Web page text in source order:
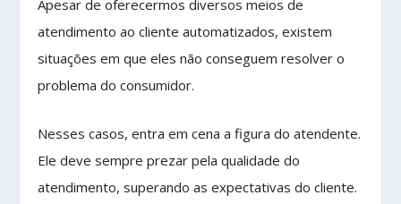
Apesar de oferecermos diversos meios de
atendimento ao cliente automatizados, existem
situações em que eles não conseguem resolver o
problema do consumidor.
Nesses casos, entra em cena a figura do atendente.
Ele deve sempre prezar pela qualidade do
atendimento, superando as expectativas do cliente.